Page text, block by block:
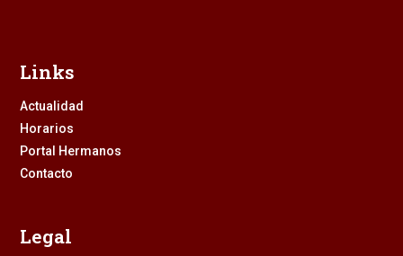
Links
Actualidad
Horarios
Portal Hermanos
Contacto
Legal